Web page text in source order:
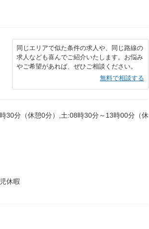
同じエリアで似た条件の求人や、同じ路線の
求人なども喜んでご紹介いたします。お悩み
やご希望があれば、ぜひご相談ください。
無料で相談する
30分（休憩0分）,土:08時30分～13時00分（休
休暇